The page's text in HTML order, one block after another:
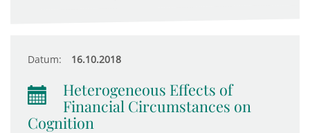
Datum: 16.10.2018
Heterogeneous Effects of
Financial Circumstances on
Cognition